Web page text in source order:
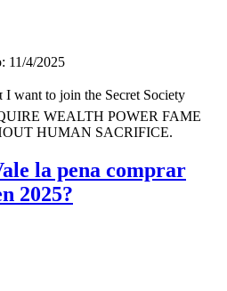
11/4/2025
want to join the Secret Society
WEALTH POWER FAME
HUMAN SACRIFICE.
la pena comprar
2025?